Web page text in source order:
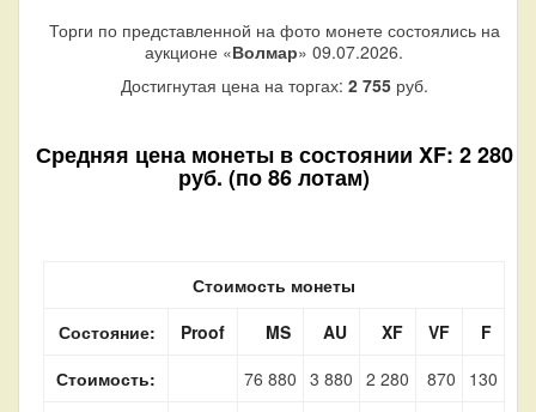
Торги по представленной на фото монете состоялись на
аукционе «Волмар» 09.07.2026.
Достигнутая цена на торгах: 2 755руб.
Средняя цена монеты в состоянии XF: 2 280
руб. (по 86 лотам)
Стоимость монеты
Состояние:
Proof MS AU XF VF
F
Стоимость:
76 880 3 880 2 280 870
130